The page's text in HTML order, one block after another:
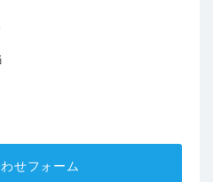
せフォーム